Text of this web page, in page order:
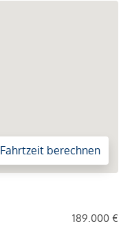
Fahrtzeit berechnen
189.000 €